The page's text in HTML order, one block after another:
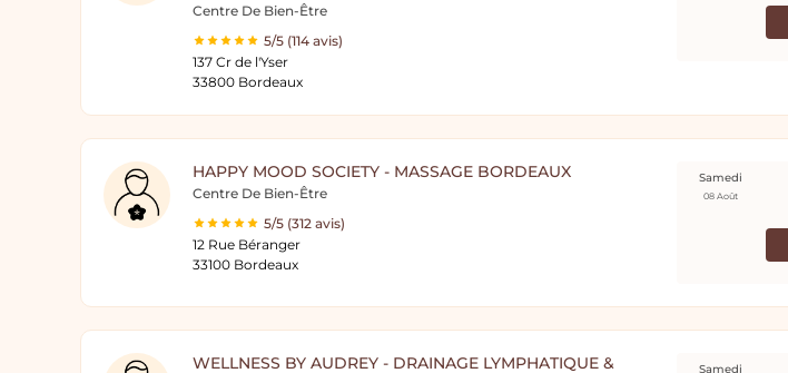
Centre De Bien-Être
5/5 (114 avis)
137 Cr de l'Yser
33800 Bordeaux
HAPPY MOOD SOCIETY - MASSAGE BORDEAUX
Centre De Bien-Être
5/5 (312 avis)
12 Rue Béranger
33100 Bordeaux
Samedi
08 Août
WELLNESS BY AUDREY - DRAINAGE LYMPHATIQUE &
Samedi